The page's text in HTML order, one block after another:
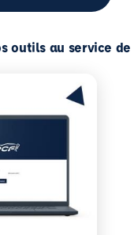
outils au service